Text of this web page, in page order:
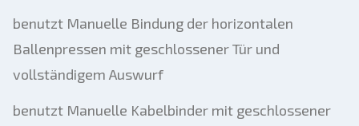
benutzt Manuelle Bindung der horizontalen
Ballenpressen mit geschlossener Tür und
vollständigem Auswurf
benutzt Manuelle Kabelbinder mit geschlossener